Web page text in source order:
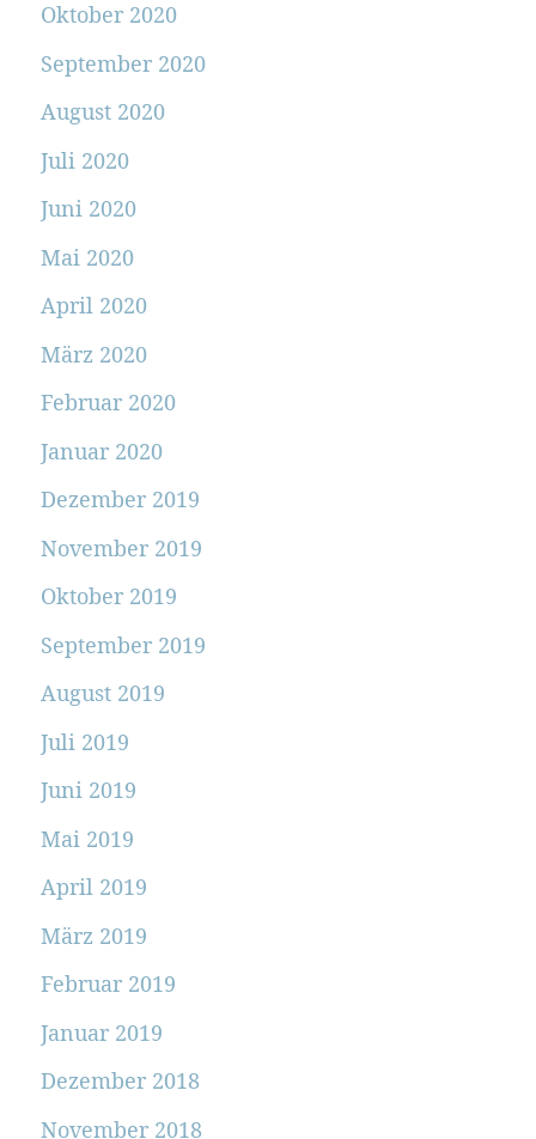
Oktober 2020
September 2020
August 2020
Juli 2020
Juni 2020
Mai 2020
April 2020
März 2020
Februar 2020
Januar 2020
Dezember 2019
November 2019
Oktober 2019
September 2019
August 2019
Juli 2019
Juni 2019
Mai 2019
April 2019
März 2019
Februar 2019
Januar 2019
Dezember 2018
November 2018